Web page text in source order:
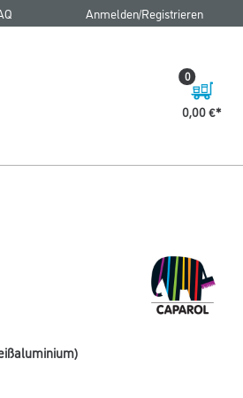
Anmelden/Registrieren
0,00 €
0